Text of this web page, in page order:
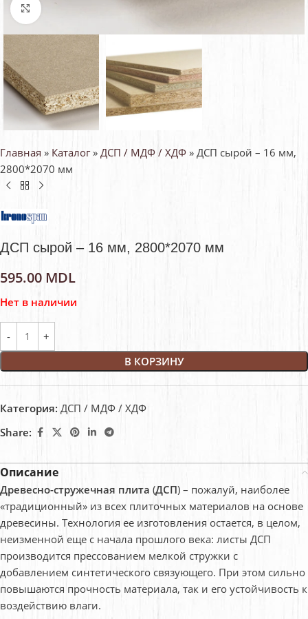
Нажмите, чтобы увеличить
Главная » Каталог» ДСП / МДФ / ХДФ » ДСП сырой – 16 мм,
2800*2070 мм
ДСП сырой – 16 мм, 2800*2070 мм
595.00 MDL
Нет в наличии
В КОРЗИНУ
Категория: ДСП / МДФ / ХДФ
Share:
Описание
Древесно-стружечная плита (ДСП) – пожалуй, наиболее
«традиционный» из всех плиточных материалов на основе
древесины. Технология ее изготовления остается, в целом,
неизменной еще с начала прошлого века: листы ДСП
производится прессованием мелкой стружки с
добавлением синтетического связующего. При этом сильно
повышаются прочность материала, так и его устойчивость к
воздействию влаги.